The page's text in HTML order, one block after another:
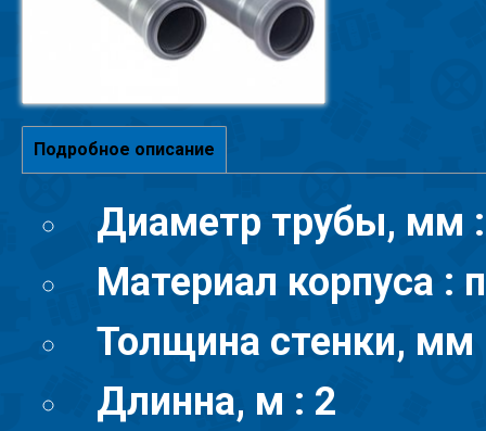
Подробное описание
Диаметр трубы, мм
Материал корпуса :
Толщина стенки, мм
Длинна, м : 2